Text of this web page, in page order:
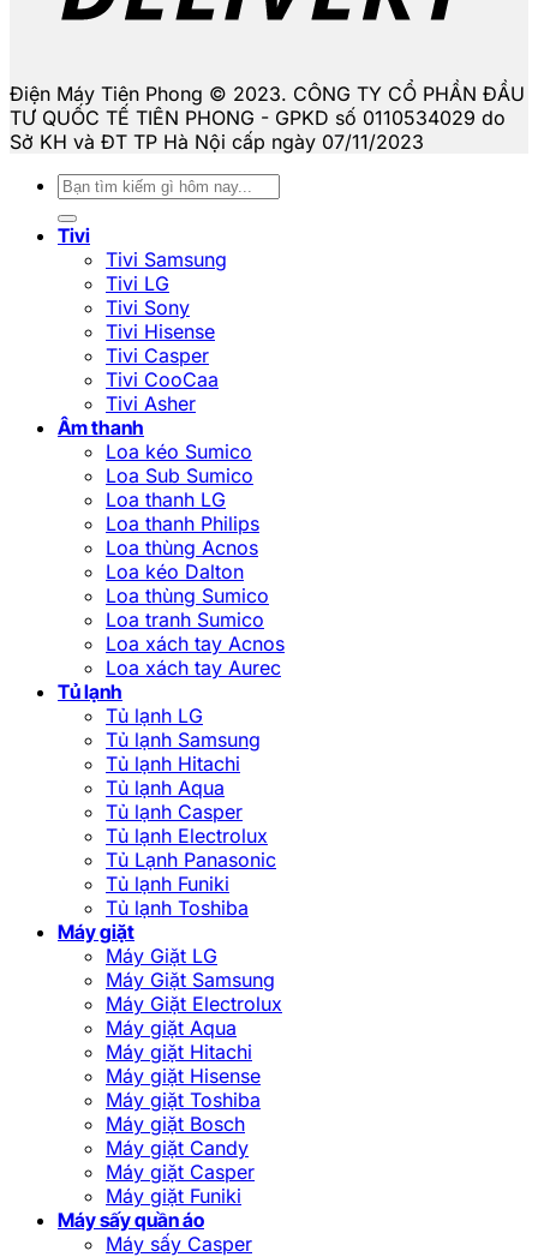
Điện Máy Tiên Phong © 2023. CÔNG TY CỔ PHẦN ĐẦU
TƯ QUỐC TẾ TIÊN PHONG - GPKD số 0110534029 do
Sở KH và ĐT TP Hà Nội cấp ngày 07/11/2023
Tìm
kiếm:
Tivi
Tivi Samsung
Tivi LG
Tivi Sony
Tivi Hisense
Tivi Casper
Tivi CooCaa
Tivi Asher
Âm thanh
Loa kéo Sumico
Loa Sub Sumico
Loa thanh LG
Loa thanh Philips
Loa thùng Acnos
Loa kéo Dalton
Loa thùng Sumico
Loa tranh Sumico
Loa xách tay Acnos
Loa xách tay Aurec
Tủ lạnh
Tủ lạnh LG
Tủ lạnh Samsung
Tủ lạnh Hitachi
Tủ lạnh Aqua
Tủ lạnh Casper
Tủ lạnh Electrolux
Tủ Lạnh Panasonic
Tủ lạnh Funiki
Tủ lạnh Toshiba
Máy giặt
Máy Giặt LG
Máy Giặt Samsung
Máy Giặt Electrolux
Máy giặt Aqua
Máy giặt Hitachi
Máy giặt Hisense
Máy giặt Toshiba
Máy giặt Bosch
Máy giặt Candy
Máy giặt Casper
Máy giặt Funiki
Máy sấy quần áo
Máy sấy Casper